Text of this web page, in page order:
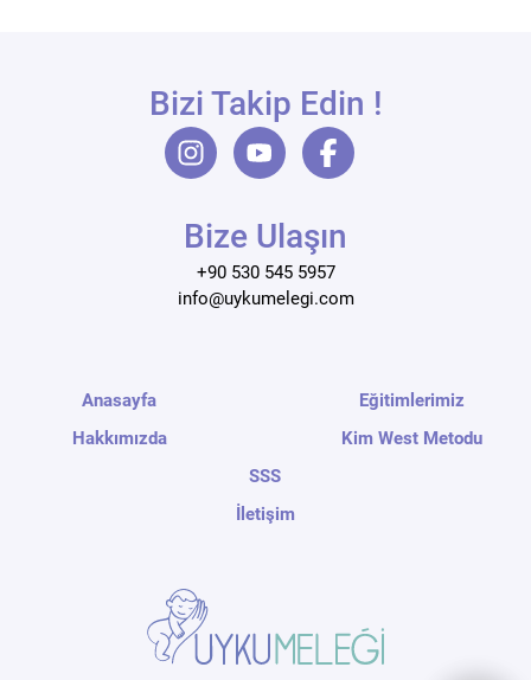
Bizi Takip Edin !
Bize Ulaşın
+90 530 545 5957
info@uykumelegi.com
Anasayfa
Hakkımızda
Eğitimlerimiz
Kim West Metodu
SSS
İletişim